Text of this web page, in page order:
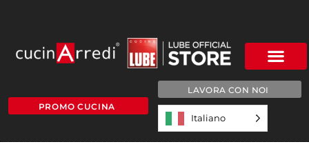
PROMO CUCINA
LAVORA CON NOI
Italiano